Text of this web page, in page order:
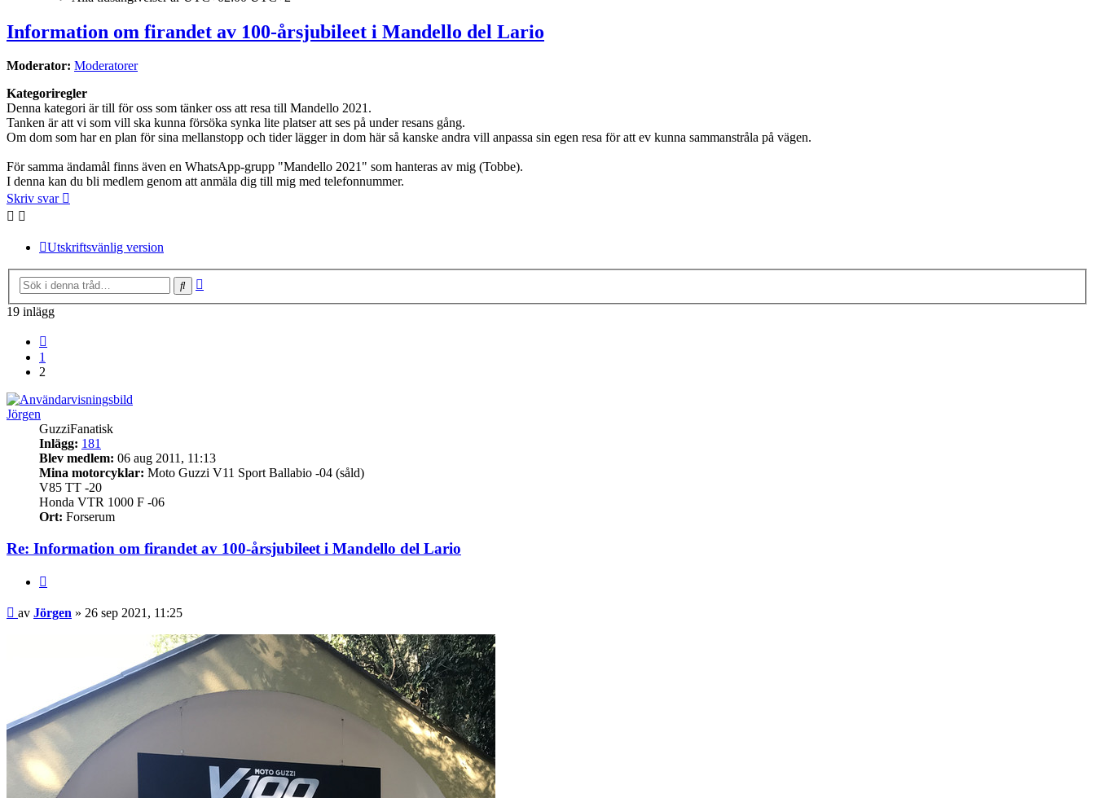
Information om firandet av 100-årsjubileet i Mandello del Lario
Moderator: Moderatorer
Kategoriregler
Denna kategori är till för oss som tänker oss att resa till Mandello 2021.
Tanken är att vi som vill ska kunna försöka synka lite platser att ses på under resans gång.
Om dom som har en plan för sina mellanstopp och tider lägger in dom här så kanske andra vill anpassa sin egen resa för att ev kunna sammanstråla på vägen.
För samma ändamål finns även en WhatsApp-grupp "Mandello 2021" som hanteras av mig (Tobbe).
I denna kan du bli medlem genom att anmäla dig till mig med telefonnummer.
Skriv svar
Utskriftsvänlig version
Sök
19 inlägg
1
2
Jörgen
GuzziFanatisk
Inlägg: 181
Blev medlem: 06 aug 2011, 11:13
Mina motorcyklar: Moto Guzzi V11 Sport Ballabio -04 (såld)
V85 TT -20
Honda VTR 1000 F -06
Ort: Forserum
Re: Information om firandet av 100-årsjubileet i Mandello del Lario
Inlägg
av Jörgen » 26 sep 2021, 11:25